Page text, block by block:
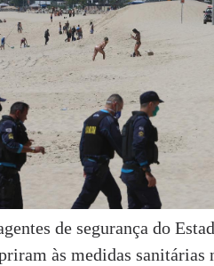
de segurança do
às medidas sanitárias